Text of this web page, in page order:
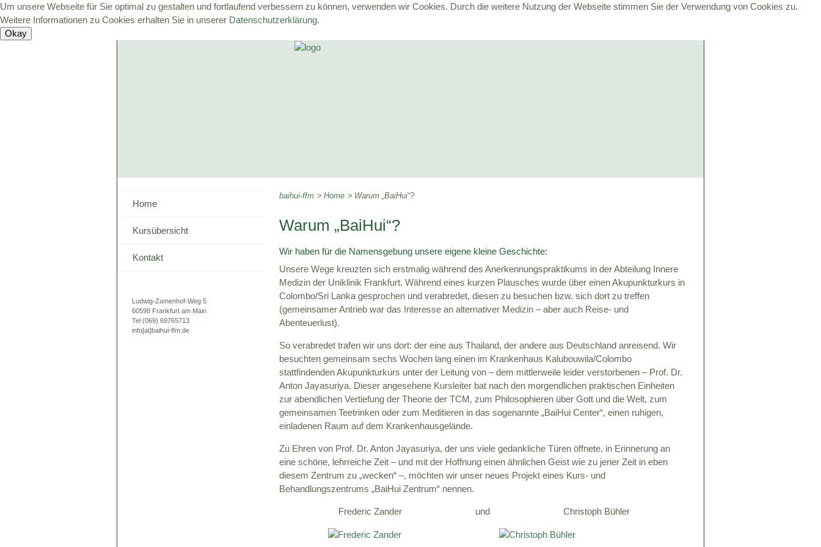
Um unsere Webseite für Sie optimal zu gestalten und fortlaufend verbessern zu können, verwenden wir Cookies. Durch die weitere Nutzung der Webseite stimmen Sie der Verwendung von Cookies zu.
Weitere Informationen zu Cookies erhalten Sie in unserer Datenschutzerklärung.
baihui-ffm Home Warum „BaiHui“?
Warum „BaiHui“?
Wir haben für die Namensgebung unsere eigene kleine Geschichte:
Unsere Wege kreuzten sich erstmalig während des Anerkennungspraktikums in der Abteilung Innere
Medizin der Uniklinik Frankfurt. Während eines kurzen Plausches wurde über einen Akupunkturkurs in
Colombo/Sri Lanka gesprochen und verabredet, diesen zu besuchen bzw. sich dort zu treffen
(gemeinsamer Antrieb war das Interesse an alternativer Medizin – aber auch Reise- und
Abenteuerlust).
So verabredet trafen wir uns dort: der eine aus Thailand, der andere aus Deutschland anreisend. Wir
besuchten gemeinsam sechs Wochen lang einen im Krankenhaus Kalubouwila/Colombo
stattfindenden Akupunkturkurs unter der Leitung von – dem mittlerweile leider verstorbenen – Prof. Dr.
Anton Jayasuriya. Dieser angesehene Kursleiter bat nach den morgendlichen praktischen Einheiten
zur abendlichen Vertiefung der Theorie der TCM, zum Philosophieren über Gott und die Welt, zum
gemeinsamen Teetrinken oder zum Meditieren in das sogenannte „BaiHui Center“, einen ruhigen,
einladenen Raum auf dem Krankenhausgelände.
Zu Ehren von Prof. Dr. Anton Jayasuriya, der uns viele gedankliche Türen öffnete, in Erinnerung an
eine schöne, lehrreiche Zeit – und mit der Hoffnung einen ähnlichen Geist wie zu jener Zeit in eben
diesem Zentrum zu „wecken“ –, möchten wir unser neues Projekt eines Kurs- und
Behandlungszentrums „BaiHui Zentrum“ nennen.
Frederic Zander und Christoph Bühler
Home
Kursübersicht
Kontakt
Ludwig-Zamenhof-Weg 5
60598 Frankfurt am Main
Tel (069) 69765713
info[at]baihui-ffm.de